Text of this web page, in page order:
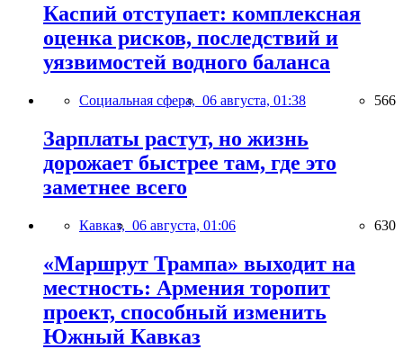
Каспий отступает: комплексная
оценка рисков, последствий и
уязвимостей водного баланса
Социальная сфера, 06 августа, 01:38 566
Зарплаты растут, но жизнь
дорожает быстрее там, где это
заметнее всего
Кавказ, 06 августа, 01:06 630
«Маршрут Трампа» выходит на
местность: Армения торопит
проект, способный изменить
Южный Кавказ